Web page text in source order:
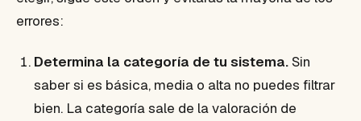
errores:
Determina la categoría de tu sistema.Sin
saber si es básica, media o alta no puedes filtrar
bien. La categoría sale de la valoración de